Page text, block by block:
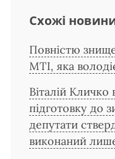
Схожі
Повністю
MTI, яка
Віталій Кличко
підготовку до
депутати
виконаний